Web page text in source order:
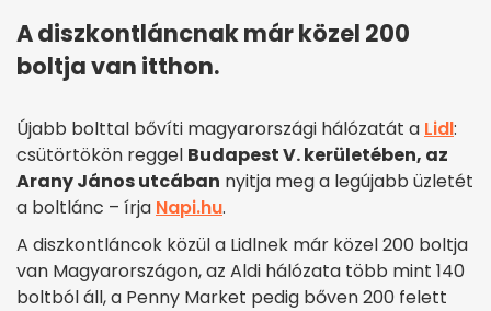
A diszkontláncnak már közel 200
boltja van itthon.
Újabb bolttal bővíti magyarországi hálózatát a Lidl:
csütörtökön reggel Budapest V. kerületében, az
Arany János utcában nyitja meg a legújabb üzletét
a boltlánc – írja Napi.hu.
A diszkontláncok közül a Lidlnek már közel 200 boltja
van Magyarországon, az Aldi hálózata több mint 140
boltból áll, a Penny Market pedig bőven 200 felett